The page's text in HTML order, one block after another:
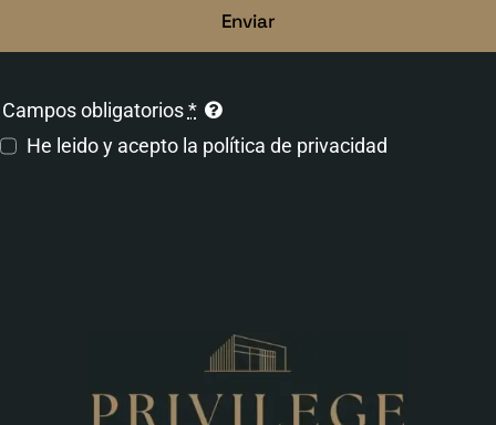
Enviar
Campos obligatorios*
He leido y acepto la política de privacidad